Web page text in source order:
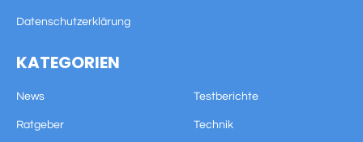
Datenschutzerklärung
KATEGORIEN
News Testberichte
Ratgeber Technik